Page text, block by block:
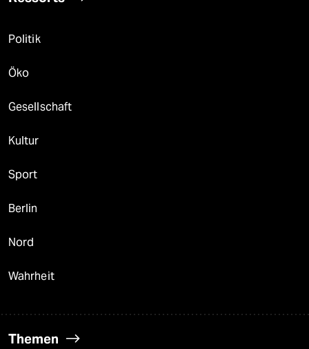
Politik
Öko
Gesellschaft
Kultur
Sport
Berlin
Nord
Wahrheit
Themen